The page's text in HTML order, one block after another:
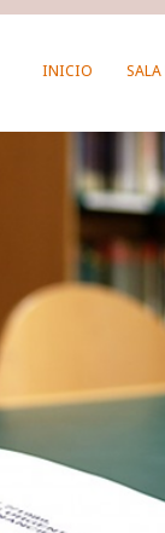
INICIO SALA